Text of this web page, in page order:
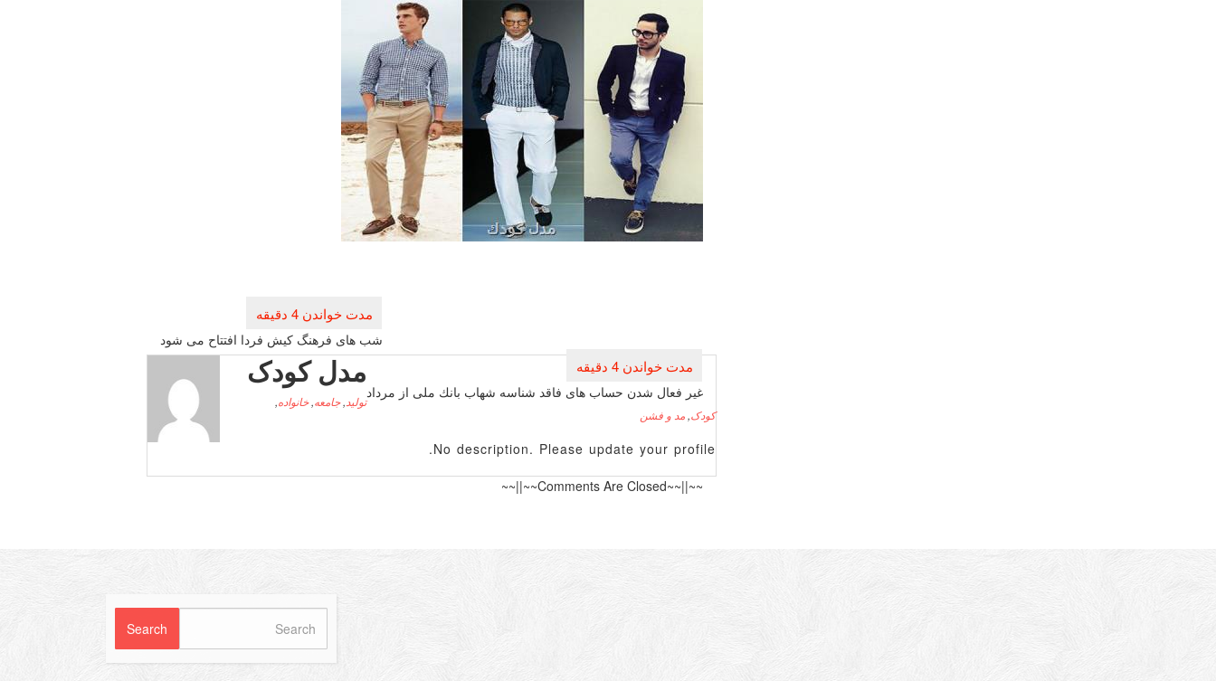
شب های فرهنگ كیش فردا افتتاح می شود
غیر فعال شدن حساب های فاقد شناسه شهاب بانك ملی از مرداد
مدل کودک
تولید ,جامعه,خانواده,
کودک, مد و فشن
No description. Please update your profile.
~~||~~Comments Are Closed~~||~~